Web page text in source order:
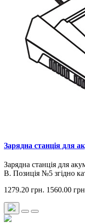
Зарядна станція для
Зарядна станція для
В. Позиція №5 згідно
1279.20 грн. 1560.00